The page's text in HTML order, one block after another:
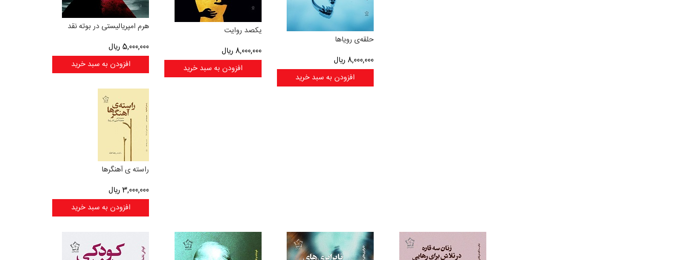
حلقه‌ی رویاها
8,000,000ریال
افزودن به سبد خرید
یکصد روایت
8,000,000 ریال
افزودن به سبد خرید
هرم امپریالیستی در بوته نقد
5,000,000ریال
افزودن به سبد خرید
راسته ی آهنگرها
3,000,000ریال
افزودن به سبد خرید